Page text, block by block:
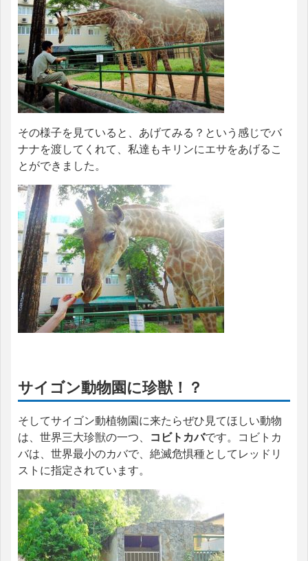
その様子を見ていると、あげてみる？という感じでバ
ナナを渡してくれて、私達もキリンにエサをあげるこ
とができました。
サイゴン動物園に珍獣！？
そしてサイゴン動植物園に来たらぜひ見てほしい動物
は、世界三大珍獣の一つ、 コビトカバです。コビトカ
バは、世界最小のカバで、絶滅危惧種としてレッドリ
ストに指定されています。